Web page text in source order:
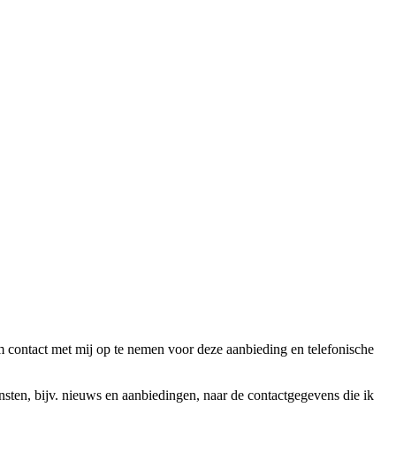
met mij op te nemen voor deze aanbieding en telefonische
bijv. nieuws en aanbiedingen, naar de contactgegevens die ik